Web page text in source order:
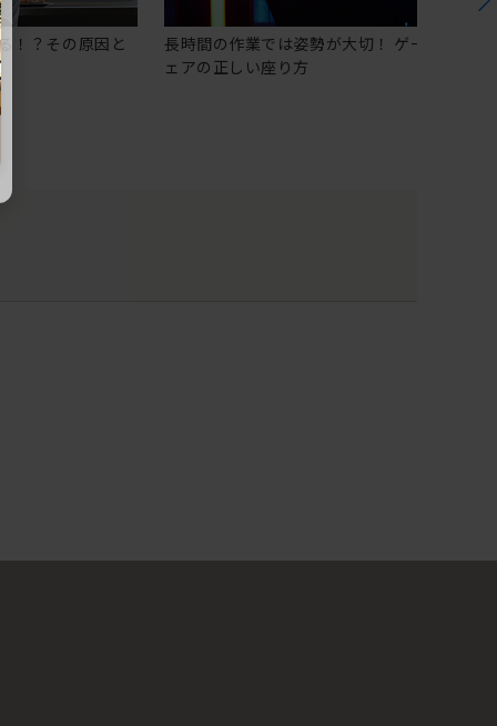
！？その原因と
長時間の作業では姿勢が大切！ ゲーミングチ
ェアの正しい座り方